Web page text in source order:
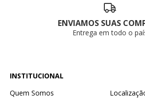
ENVIAMOS SUAS
Entrega em todo o
INSTITUCIONAL
Quem Somos